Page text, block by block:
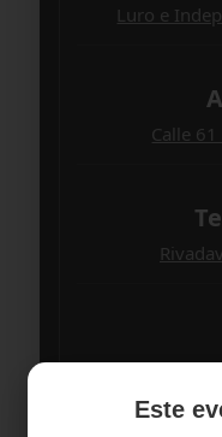
Este
Luro e
Calle 61